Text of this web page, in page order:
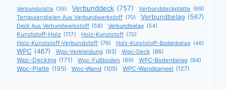
Verbundplatte (39) Verbunddeck (757) Verbunddeckplatte (69)
Terrassendielen Aus Verbundwerkstoff (70) Verbundbelag (567)
Deck Aus Verbundwerkstoff (58) Verbundbelag (54)
Kunststoff-Holz (117) Holz-Kunststoff (70)
Holz-Kunststoff-Verbundstoff (76) Holz-Kunststoff-Bodenbelag (46)
WPC (467) Wpc-Verkleidung (93) Wpc-Deck (86)
Wpc-Decking (171) Wpc-Fußboden (69) WPC-Bodenbelag (94)
Wpc-Platte (195) Wpc-Wand (105) WPC-Wandpaneel (127)